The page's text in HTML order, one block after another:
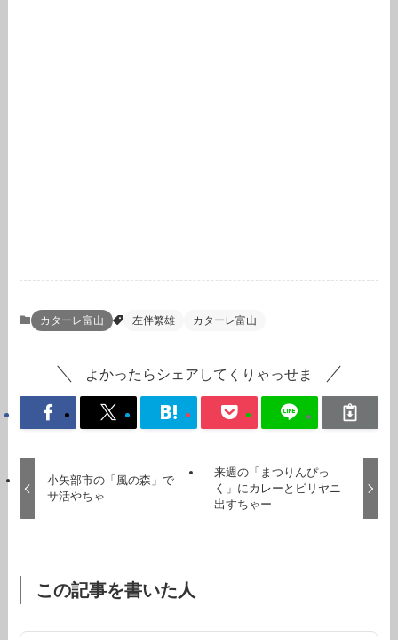
カターレ富山 左伴繁雄 カターレ富山
よかったらシェアしてくりゃっせま
小矢部市の「風の森」で
サ活やちゃ
来週の「まつりんぴっ
く」にカレーとビリヤニ
出すちゃー
この記事を書いた人